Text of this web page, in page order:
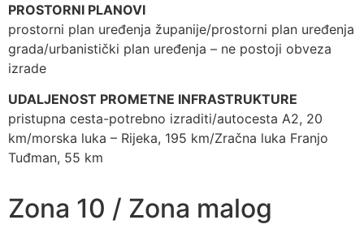
PROSTORNI PLANOVI
prostorni plan uređenja županije/prostorni plan uređenja
grada/urbanistički plan uređenja – ne postoji obveza
izrade
UDALJENOST PROMETNE INFRASTRUKTURE
pristupna cesta-potrebno izraditi/autocesta A2, 20
km/morska luka – Rijeka, 195 km/Zračna luka Franjo
Tuđman, 55 km
Zona 10 / Zona malog